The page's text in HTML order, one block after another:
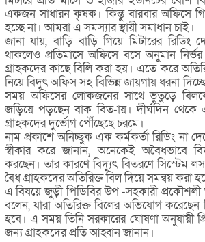
একজন সাধারন কৃষক। কিন্তু বারবার অফিসে
হচ্ছে না। আমরা এ সমস্যার স্থায়ী সমাধান চাই।
জানা যায়, বাড়ি বাড়ি গিয়ে মিটারের রিডিং
থাকলেও প্রতিমাসে অফিসে বসে অনুমান
গ্রাহকদের কাছে বিলি করা হয়। এতে করে
নিয়ে বিদুৎ অফিস সহ বিভিন্ন জায়গায় ধরনা
সময় অফিসের লোকজনের সাথে ভুতুড়ে বিলকে
জড়িয়ে পড়ছেন বাক বিত-ায়। দীর্ঘদিন
গ্রাহকদের দুর্ভোগ পৌঁছেছে চরমে।
নাম প্রকাশে অনিচ্ছুক এক কর্মকর্তা রিডিং না
স্বীকার করে জানান, অনেকেই অবৈধভাবে
করছেন। তার কারণে বিদ্যুৎ বিতরণে সিস্টেম
বৈধ গ্রাহকদের অতিরিক্ত বিল দিয়ে সমন্বয় করা
এ বিষয়ে জুড়ী পিডিবির উপ -সহকারী
বলেন, যারা অতিরিক্ত বিলের অভিযোগ করেছেন
হবে। এ সময় তিনি সরকারের ঘোষণা অনুযায়ী
জন্য গ্রাহকদের প্রতি আহ্বান জানান।